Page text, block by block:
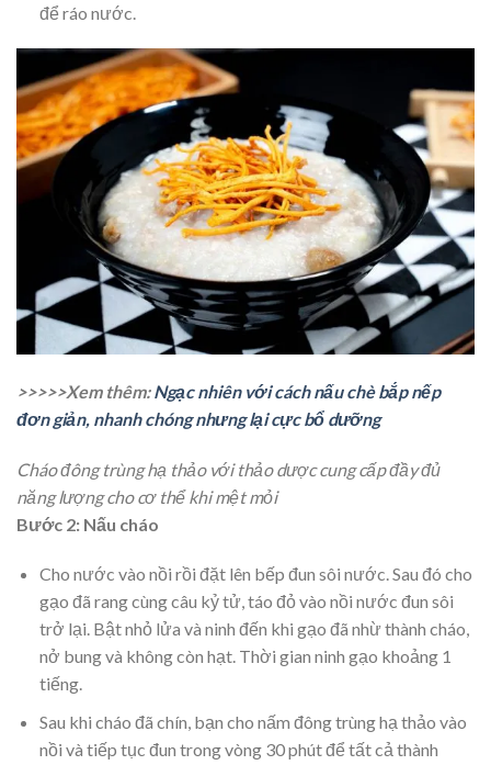
để ráo nước.
>>>>>Xem thêm:Ngạc nhiên với cách nấu chè bắp nếp
đơn giản, nhanh chóng nhưng lại cực bổ dưỡng
Cháo đông trùng hạ thảo với thảo dược cung cấp đầy đủ
năng lượng cho cơ thể khi mệt mỏi
Bước 2: Nấu cháo
Cho nước vào nồi rồi đặt lên bếp đun sôi nước. Sau đó cho
gạo đã rang cùng câu kỷ tử, táo đỏ vào nồi nước đun sôi
trở lại. Bật nhỏ lửa và ninh đến khi gạo đã nhừ thành cháo,
nở bung và không còn hạt. Thời gian ninh gạo khoảng 1
tiếng.
Sau khi cháo đã chín, bạn cho nấm đông trùng hạ thảo vào
nồi và tiếp tục đun trong vòng 30 phút để tất cả thành